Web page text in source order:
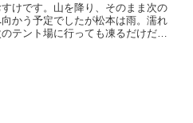
すけです。山を降り、そのまま次の
向かう予定でしたが松本は雨。濡れ
テント場に行っても凍るだけだし